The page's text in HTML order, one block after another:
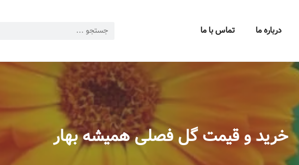
درباره ما تماس با ما
خرید و قیمت گل فصلی همیشه بهار